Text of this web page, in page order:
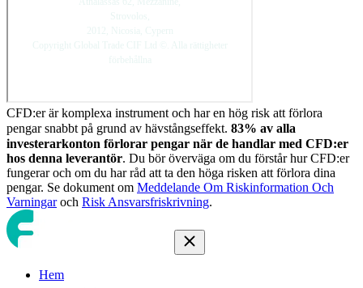
CFD:er är komplexa instrument och har en hög risk att förlora
pengar snabbt på grund av hävstångseffekt. 83% av alla
investerarkonton förlorar pengar när de handlar med CFD:er
hos denna leverantör. Du bör överväga om du förstår hur CFD:er
fungerar och om du har råd att ta den höga risken att förlora dina
pengar. Se dokument om Meddelande Om Riskinformation Och
Varningaroch Risk Ansvarsfriskrivning.
Hem